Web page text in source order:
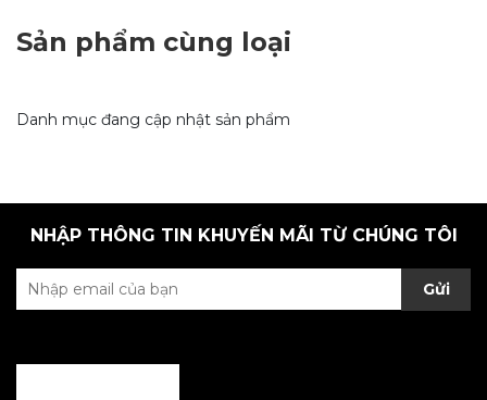
Sản phẩm cùng loại
Danh mục đang cập nhật sản phẩm
NHẬP THÔNG TIN KHUYẾN MÃI TỪ CHÚNG TÔI
Gửi